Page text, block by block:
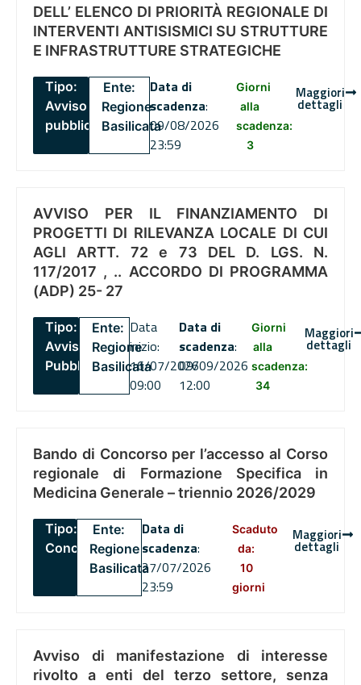
DELL’ ELENCO DI PRIORITÀ REGIONALE DI
INTERVENTI ANTISISMICI SU STRUTTURE
E INFRASTRUTTURE STRATEGICHE
Tipo:
Avviso
pubblico
Ente:
Regione
Basilicata
Data di
scadenza:
09/08/2026
23:59
Giorni
alla
scadenza:
3
Maggiori
dettagli
AVVISO PER IL FINANZIAMENTO DI
PROGETTI DI RILEVANZA LOCALE DI CUI
AGLI ARTT. 72 e 73 DEL D. LGS. N.
117/2017 , .. ACCORDO DI PROGRAMMA
(ADP) 25- 27
Tipo:
Avviso
Pubblico
Ente:
Regione
Basilicata
Data
inizio:
16/07/2026
09:00
Data di
scadenza:
09/09/2026
12:00
Giorni
alla
scadenza:
34
Maggiori
dettagli
Bando di Concorso per l’accesso al Corso
regionale di Formazione Specifica in
Medicina Generale – triennio 2026/2029
Tipo:
Concorsi
Ente:
Regione
Basilicata
Data di
scadenza:
27/07/2026
23:59
Scaduto
da:
10
giorni
Maggiori
dettagli
Avviso di manifestazione di interesse
rivolto a enti del terzo settore, senza